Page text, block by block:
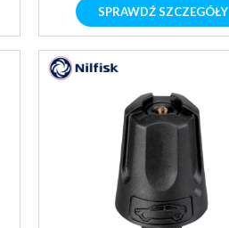
SPRAWDŹ SZCZEGÓŁY